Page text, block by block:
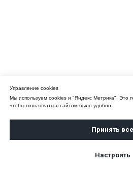
Управление cookies
Мы используем cookies и "Яндекс Метрика". Это
чтобы пользоваться сайтом было удобно.
Принять все
Настроить